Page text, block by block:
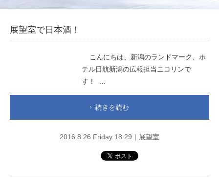
展望室で日本酒！
こんにちは、新潟のランドマーク、ホ
テル日航新潟の広報担当ニコリンで
す！ …
続きを読む
2016.8.26 Friday 18:29｜ 展望室